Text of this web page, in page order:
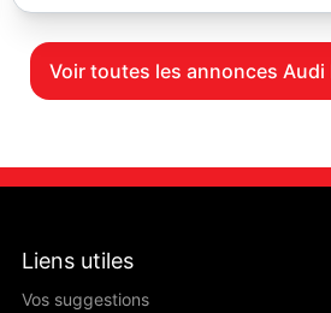
Voir toutes les annonces Audi
Liens utiles
Vos suggestions